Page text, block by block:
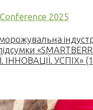
2025
ІННОВАЦІЇ. УСПІХ»